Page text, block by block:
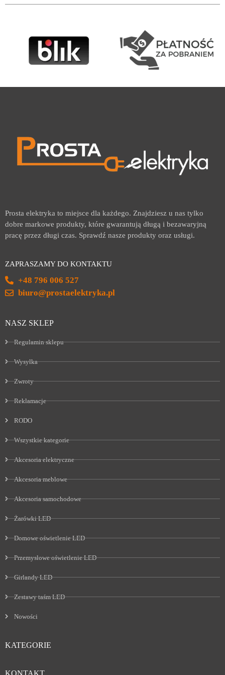
Prosta elektryka to miejsce dla każdego. Znajdziesz u nas tylko
dobre markowe produkty, które gwarantują długą i bezawaryjną
pracę przez długi czas. Sprawdź nasze produkty oraz usługi.
ZAPRASZAMY DO KONTAKTU
+48 796 006 527
biuro@prostaelektryka.pl
NASZ SKLEP
Regulamin sklepu
Wysyłka
Zwroty
Reklamacje
RODO
Wszystkie kategorie
Akcesoria elektryczne
Akcesoria meblowe
Akcesoria samochodowe
Żarówki LED
Domowe oświetlenie LED
Przemysłowe oświetlenie LED
Girlandy LED
Zestawy taśm LED
Nowości
KATEGORIE
KONTAKT